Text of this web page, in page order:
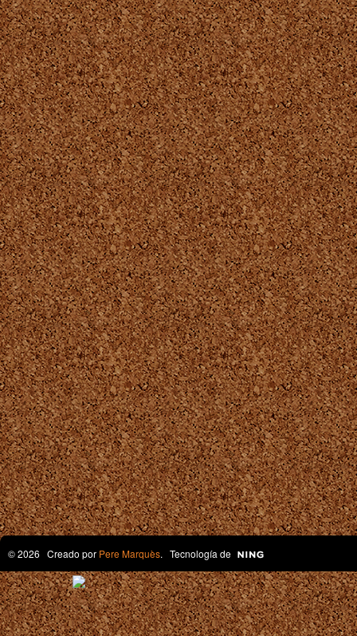
© 2026 Creado por Pere Marquès. Tecnología de